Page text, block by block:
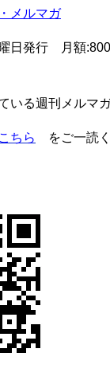
メルマガ
曜日発行 月額
いる週刊メルマガ
こちら をご一読く